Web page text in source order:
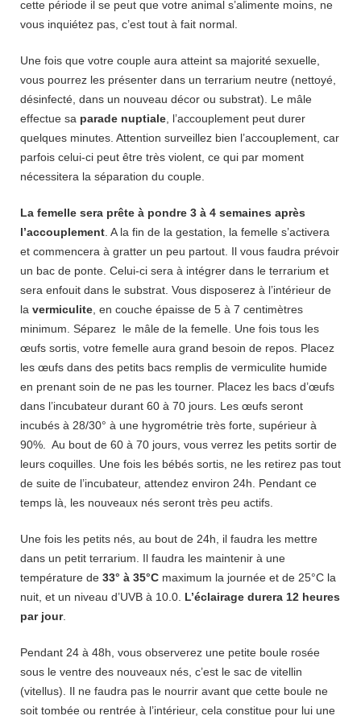
cette période il se peut que votre animal s’alimente moins, ne
vous inquiétez pas, c’est tout à fait normal.
Une fois que votre couple aura atteint sa majorité sexuelle,
vous pourrez les présenter dans un terrarium neutre (nettoyé,
désinfecté, dans un nouveau décor ou substrat). Le mâle
effectue sa parade nuptiale , l’accouplement peut durer
quelques minutes. Attention surveillez bien l’accouplement, car
parfois celui-ci peut être très violent, ce qui par moment
nécessitera la séparation du couple.
La femelle sera prête à pondre 3 à 4 semaines après
l’accouplement . A la fin de la gestation, la femelle s’activera
et commencera à gratter un peu partout. Il vous faudra prévoir
un bac de ponte. Celui-ci sera à intégrer dans le terrarium et
sera enfouit dans le substrat. Vous disposerez à l’intérieur de
la vermiculite , en couche épaisse de 5 à 7 centimètres
minimum. Séparez le mâle de la femelle. Une fois tous les
œufs sortis, votre femelle aura grand besoin de repos. Placez
les œufs dans des petits bacs remplis de vermiculite humide
en prenant soin de ne pas les tourner. Placez les bacs d’œufs
dans l’incubateur durant 60 à 70 jours. Les œufs seront
incubés à 28/30° à une hygrométrie très forte, supérieur à
90%. Au bout de 60 à 70 jours, vous verrez les petits sortir de
leurs coquilles. Une fois les bébés sortis, ne les retirez pas tout
de suite de l’incubateur, attendez environ 24h. Pendant ce
temps là, les nouveaux nés seront très peu actifs.
Une fois les petits nés, au bout de 24h, il faudra les mettre
dans un petit terrarium. Il faudra les maintenir à une
température de 33° à 35°C maximum la journée et de 25°C la
nuit, et un niveau d’UVB à 10.0. L’éclairage durera 12 heures
par jour.
Pendant 24 à 48h, vous observerez une petite boule rosée
sous le ventre des nouveaux nés, c’est le sac de vitellin
(vitellus). Il ne faudra pas le nourrir avant que cette boule ne
soit tombée ou rentrée à l’intérieur, cela constitue pour lui une